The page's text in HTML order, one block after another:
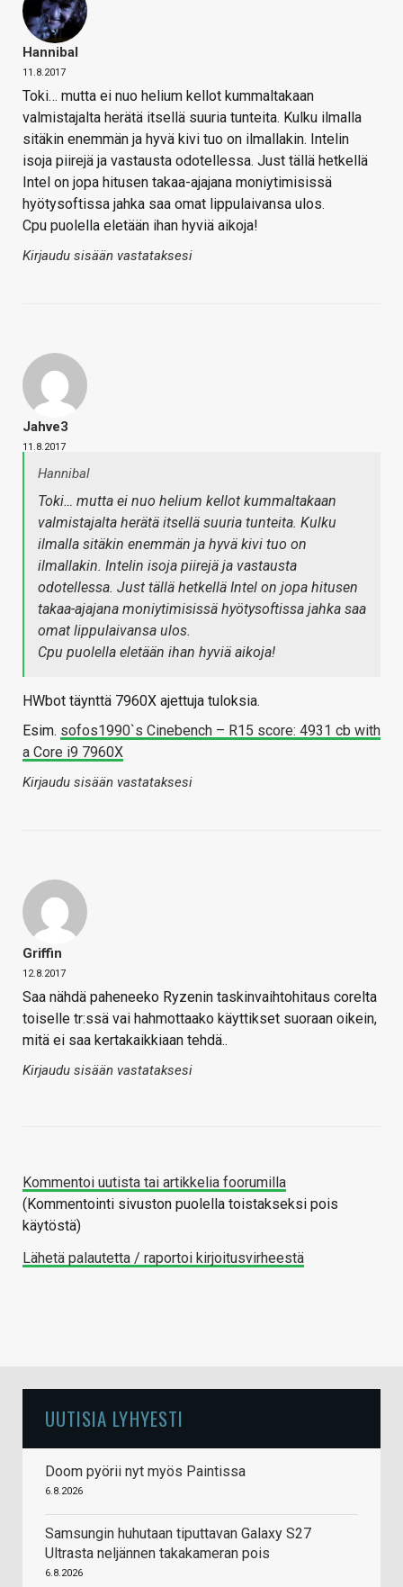
Hannibal
11.8.2017
Toki… mutta ei nuo helium kellot kummaltakaan
valmistajalta herätä itsellä suuria tunteita. Kulku ilmalla
sitäkin enemmän ja hyvä kivi tuo on ilmallakin. Intelin
isoja piirejä ja vastausta odotellessa. Just tällä hetkellä
Intel on jopa hitusen takaa-ajajana moniytimisissä
hyötysoftissa jahka saa omat lippulaivansa ulos.
Cpu puolella eletään ihan hyviä aikoja!
Kirjaudu sisään vastataksesi
Jahve3
11.8.2017
Hannibal
Toki… mutta ei nuo helium kellot kummaltakaan
valmistajalta herätä itsellä suuria tunteita. Kulku
ilmalla sitäkin enemmän ja hyvä kivi tuo on
ilmallakin. Intelin isoja piirejä ja vastausta
odotellessa. Just tällä hetkellä Intel on jopa hitusen
takaa-ajajana moniytimisissä hyötysoftissa jahka saa
omat lippulaivansa ulos.
Cpu puolella eletään ihan hyviä aikoja!
HWbot täynttä 7960X ajettuja tuloksia.
Esim. sofos1990`s Cinebench – R15 score: 4931 cb with
a Core i9 7960X
Kirjaudu sisään vastataksesi
Griffin
12.8.2017
Saa nähdä paheneeko Ryzenin taskinvaihtohitaus corelta
toiselle tr:ssä vai hahmottaako käyttikset suoraan oikein,
mitä ei saa kertakaikkiaan tehdä..
Kirjaudu sisään vastataksesi
Kommentoi uutista tai artikkelia foorumilla
(Kommentointi sivuston puolella toistakseksi pois
käytöstä)
Lähetä palautetta / raportoi kirjoitusvirheestä
UUTISIA LYHYESTI
Doom pyörii nyt myös Paintissa
6.8.2026
Samsungin huhutaan tiputtavan Galaxy S27
Ultrasta neljännen takakameran pois
6.8.2026